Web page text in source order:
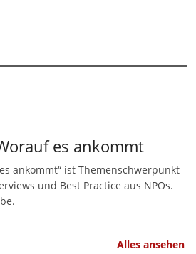
es ankommt
ankommt“ ist Themenschwerpunkt
und Best Practice aus NPOs.
Alles ansehen